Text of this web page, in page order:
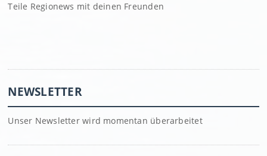
Teile Regionews mit deinen Freunden
NEWSLETTER
Unser Newsletter wird momentan überarbeitet